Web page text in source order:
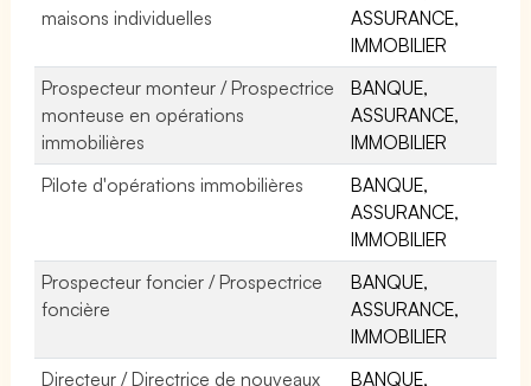
maisons individuelles
ASSURANCE,
IMMOBILIER
Prospecteur monteur / Prospectrice
monteuse en opérations
immobilières
BANQUE,
ASSURANCE,
IMMOBILIER
Pilote d'opérations immobilières
BANQUE,
ASSURANCE,
IMMOBILIER
Prospecteur foncier / Prospectrice
foncière
BANQUE,
ASSURANCE,
IMMOBILIER
Directeur / Directrice de nouveaux
BANQUE,